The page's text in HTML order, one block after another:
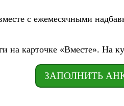
с ежемесячными
на карточке «Вместе». На
ЗАПОЛНИТЬ